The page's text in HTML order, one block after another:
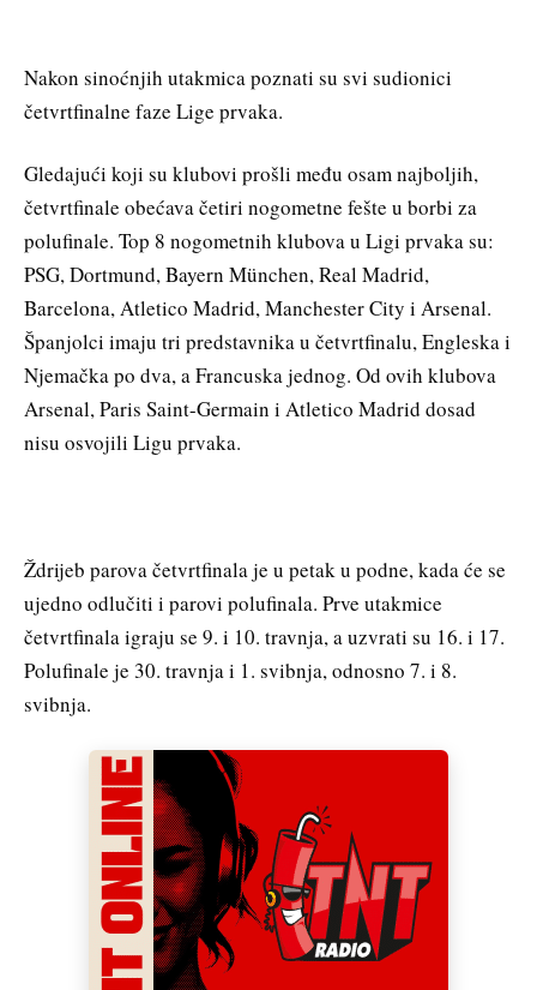
Nakon sinoćnjih utakmica poznati su svi sudionici
četvrtfinalne faze Lige prvaka.
Gledajući koji su klubovi prošli među osam najboljih,
četvrtfinale obećava četiri nogometne fešte u borbi za
polufinale. Top 8 nogometnih klubova u Ligi prvaka su:
PSG, Dortmund, Bayern München, Real Madrid,
Barcelona, ​​​​Atletico Madrid, Manchester City i Arsenal.
Španjolci imaju tri predstavnika u četvrtfinalu, Engleska i
Njemačka po dva, a Francuska jednog. Od ovih klubova
Arsenal, Paris Saint-Germain i Atletico Madrid dosad
nisu osvojili Ligu prvaka.
Ždrijeb parova četvrtfinala je u petak u podne, kada će se
ujedno odlučiti i parovi polufinala. Prve utakmice
četvrtfinala igraju se 9. i 10. travnja, a uzvrati su 16. i 17.
Polufinale je 30. travnja i 1. svibnja, odnosno 7. i 8.
svibnja.